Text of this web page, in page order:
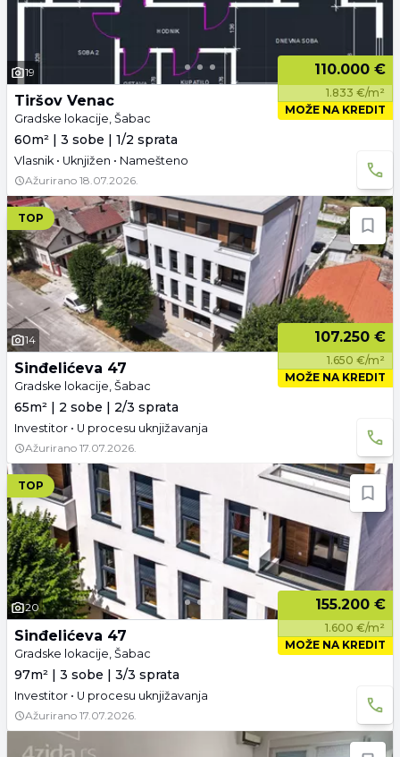
19 110.000 €
1.833 €/m²
MOŽE NA KREDIT
Tiršov Venac
Gradske lokacije, Šabac
60m² | 3 sobe | 1/2 sprata
Vlasnik • Uknjižen • Namešteno
Ažurirano 18.07.2026.
TOP
14 107.250 €
1.650 €/m²
MOŽE NA KREDIT
Sinđelićeva 47
Gradske lokacije, Šabac
65m² | 2 sobe | 2/3 sprata
Investitor • U procesu uknjižavanja
Ažurirano 17.07.2026.
TOP
20 155.200 €
1.600 €/m²
MOŽE NA KREDIT
Sinđelićeva 47
Gradske lokacije, Šabac
97m² | 3 sobe | 3/3 sprata
Investitor • U procesu uknjižavanja
Ažurirano 17.07.2026.